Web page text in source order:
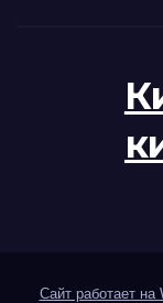
Сайт работает на